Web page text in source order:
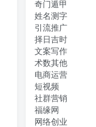
奇门遁甲
姓名测字
引流推广
择日吉时
文案写作
术数其他
电商运营
短视频
社群营销
福缘网
网络创业